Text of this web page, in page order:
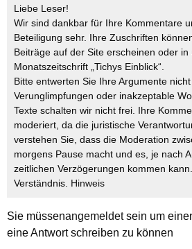
Liebe Leser!
Wir sind dankbar für Ihre Kommentare
Beteiligung sehr. Ihre Zuschriften
Beiträge auf der Site erscheinen oder in
Monatszeitschrift „Tichys Einblick“.
Bitte entwerten Sie Ihre Argumente
Verunglimpfungen oder inakzeptable
Texte schalten wir nicht frei. Ihre
moderiert, da die juristische
verstehen Sie, dass die Moderation
morgens Pause macht und es, je nach
zeitlichen Verzögerungen kommen
Verständnis. Hinweis
Sie müssenangemeldetsein um
eine Antwort schreiben zu können